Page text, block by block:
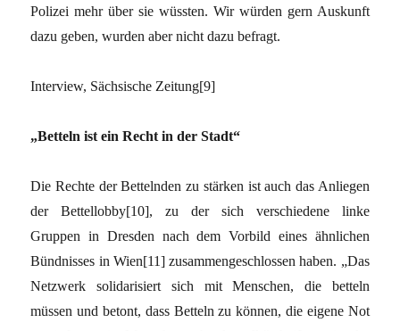
Polizei mehr über sie wüssten. Wir würden gern Auskunft
dazu geben, wurden aber nicht dazu befragt.
Interview, Sächsische Zeitung[9]
„Betteln ist ein Recht in der Stadt“
Die Rechte der Bettelnden zu stärken ist auch das Anliegen
der Bettellobby[10], zu der sich verschiedene linke
Gruppen in Dresden nach dem Vorbild eines ähnlichen
Bündnisses in Wien[11] zusammengeschlossen haben. „Das
Netzwerk solidarisiert sich mit Menschen, die betteln
müssen und betont, dass Betteln zu können, die eigene Not